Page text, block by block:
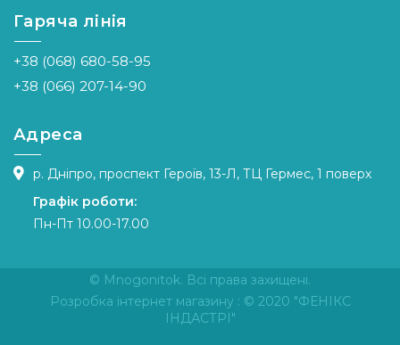
Гаряча лінія
+38 (068) 680-58-95
+38 (066) 207-14-90
Адреса
р. Дніпро, проспект Героїв, 13-Л, ТЦ Гермес, 1 поверх
Графік роботи:
Пн-Пт 10.00-17.00
© Mnogonitok. Всі права захищені.
Розробка інтернет магазину : © 2020 "ФЕНІКС
ІНДАСТРІ"